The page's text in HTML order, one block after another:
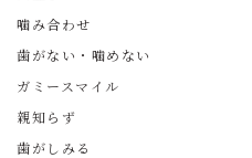
噛み合わせ
歯がない・噛めない
ガミースマイル
親知らず
歯がしみる